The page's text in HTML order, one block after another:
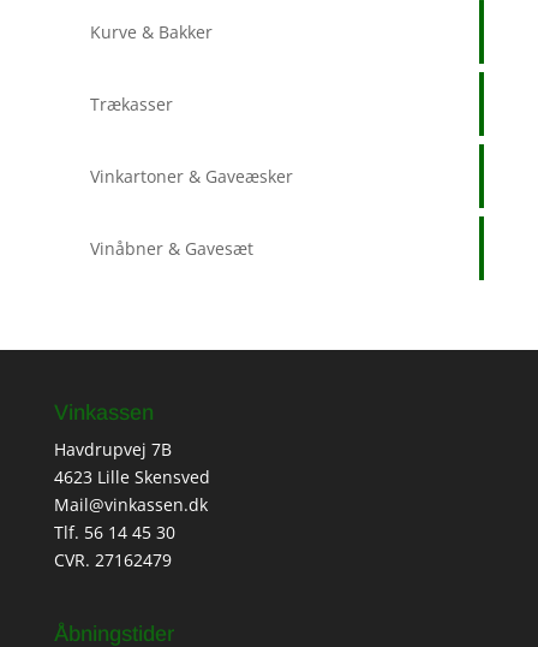
Kurve & Bakker
Trækasser
Vinkartoner & Gaveæsker
Vinåbner & Gavesæt
Vinkassen
Havdrupvej 7B
4623 Lille Skensved
Mail@vinkassen.dk
Tlf. 56 14 45 30
CVR. 27162479
Åbningstider